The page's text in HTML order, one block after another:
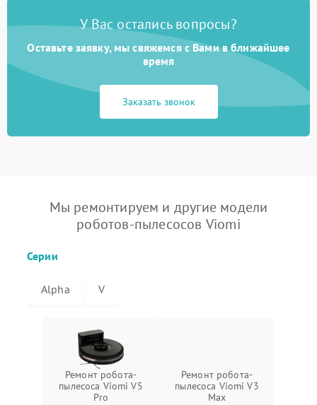
У Вас остались вопросы?
Оставьте заявку, мы свяжемся с Вами в ближайшее
время
Заказать звонок
Мы ремонтируем и другие модели
роботов-пылесосов Viomi
Серии
Alpha V
Ремонт робота-
пылесоса Viomi V5
Pro
Ремонт робота-
пылесоса Viomi V3
Max